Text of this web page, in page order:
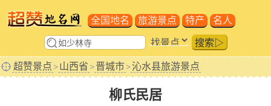
全国地名 旅游景点 特产 名人
搜索▷
超赞景点>山西省>晋城市>沁水县旅游景点
柳氏民居